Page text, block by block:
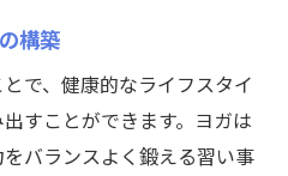
構築
で、健康的なライフスタイ
すことができます。ヨガは
バランスよく鍛える習い事